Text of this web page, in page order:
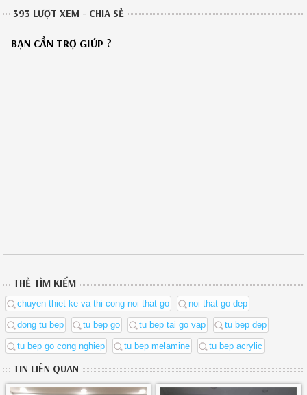
393 LƯỢT XEM - CHIA SẺ
BẠN CẦN TRỢ GIÚP ?
THẺ TÌM KIẾM
chuyen thiet ke va thi cong noi that go noi that go dep
dong tu bep tu bep go tu bep tai go vap tu bep dep
tu bep go cong nghiep tu bep melamine tu bep acrylic
TIN LIÊN QUAN